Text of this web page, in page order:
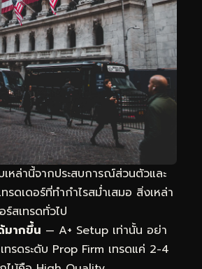
เหล่านี้จากประสบการณ์ส่วนตัวและ
ดเดอร์ที่ทำกำไรสม่ำเสมอ สิ่งเหล่า
สเทรดทั่วไป
มากขึ้น — A+ Setup เท่านั้น อย่า
เทรดระดับ Prop Firm เทรดแค่ 2-4